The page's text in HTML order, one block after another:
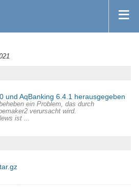
und AqBanking 6.4.1 herausgegeben
ein Problem, das durch
verursacht wird.
ist ...